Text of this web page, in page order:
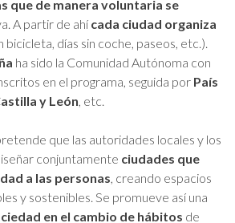
que de manera voluntaria se
A partir de ahí cada ciudad organiza
bicicleta, días sin coche, paseos, etc.).
ha sido la Comunidad Autónoma con
en el programa, seguida por País
y León , etc.
que las autoridades locales y los
conjuntamente ciudades que
a las personas , creando espacios
y sostenibles. Se promueve así una
en el cambio de hábitos de